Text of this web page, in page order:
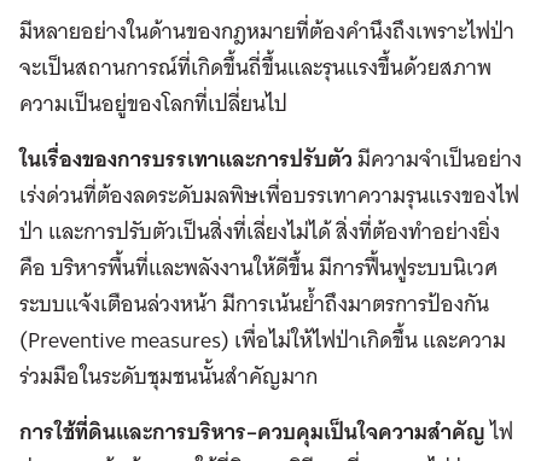
มีหลายอย่างในด้านของกฎหมายที่ต้องคำนึงถึงเพราะไฟป่า
จะเป็นสถานการณ์ที่เกิดขึ้นถี่ขึ้นและรุนแรงขึ้นด้วยสภาพ
ความเป็นอยู่ของโลกที่เปลี่ยนไป
ในเรื่องของการบรรเทาและการปรับตัวมีความจำเป็นอย่าง
เร่งด่วนที่ต้องลดระดับมลพิษเพื่อบรรเทาความรุนแรงของไฟ
ป่า และการปรับตัวเป็นสิ่งที่เลี่ยงไม่ได้ สิ่งที่ต้องทำอย่างยิ่ง
คือ บริหารพื้นที่และพลังงานให้ดีขึ้น มีการฟื้นฟูระบบนิเวศ
ระบบแจ้งเตือนล่วงหน้า มีการเน้นย้ำถึงมาตรการป้องกัน
(Preventive measures) เพื่อไม่ให้ไฟป่าเกิดขึ้น และความ
ร่วมมือในระดับชุมชนนั้นสำคัญมาก
การใช้ที่ดินและการบริหาร–ควบคุมเป็นใจความสำคัญไฟ